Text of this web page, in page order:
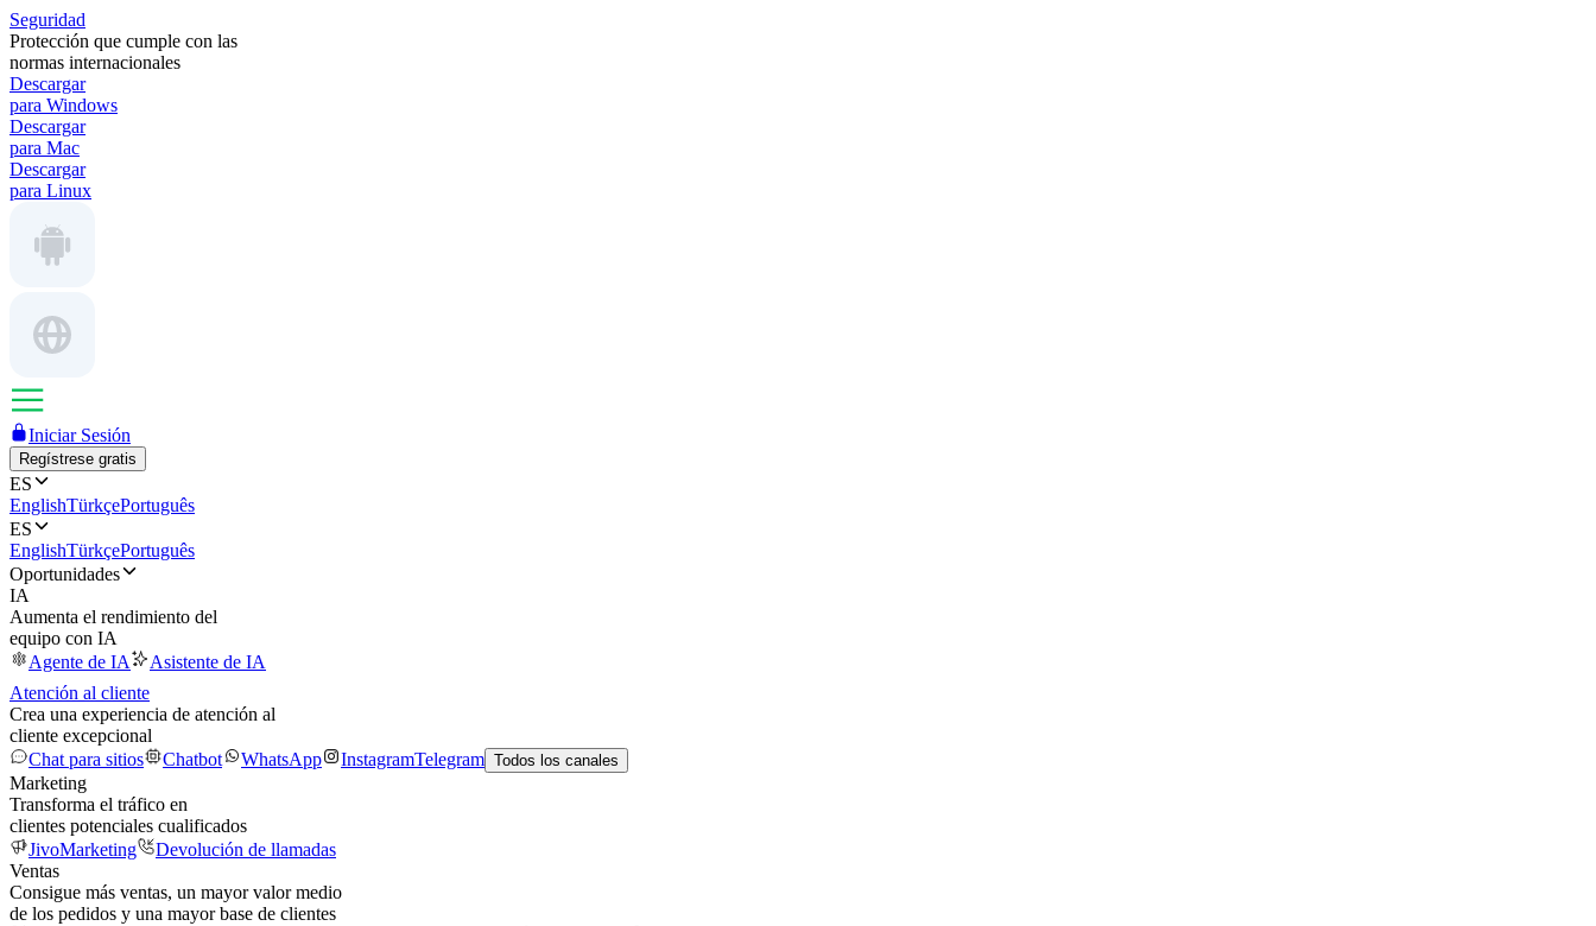
Seguridad
Protección que cumple con las
normas internacionales
Descargar
para Windows
Descargar
para Mac
Descargar
para Linux
Iniciar Sesión
Regístrese gratis
ES
EnglishTürkçePortuguês
ES
EnglishTürkçePortuguês
Oportunidades
IA
Aumenta el rendimiento del
equipo con IA
Agente de IA
Asistente de IA
Atención al cliente
Crea una experiencia de atención al
cliente excepcional
Chat para sitios
Chatbot WhatsApp InstagramTelegram Todos los canales
Marketing
Transforma el tráfico en
clientes potenciales cualificados
JivoMarketing
Devolución de llamadas
Ventas
Consigue más ventas, un mayor valor medio
de los pedidos y una mayor base de clientes